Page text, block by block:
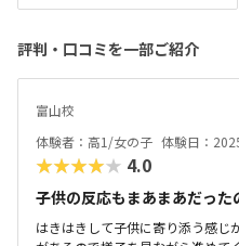
評判・口コミを一部ご紹介
富山校
体験者：高1/女の子 体験日：
★★★★★ 4.0
子供の反応もまあまあだった
はきはきして子供に寄り添う感じ